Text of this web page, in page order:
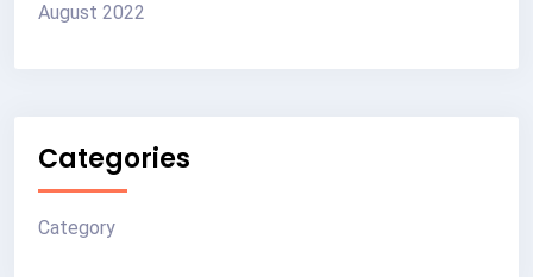
August 2022
Categories
Category